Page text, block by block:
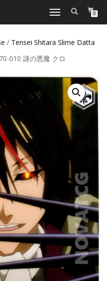
TOGGLE
0
/ Tensei Shitara Slime Datta
010 謎の悪魔 クロ